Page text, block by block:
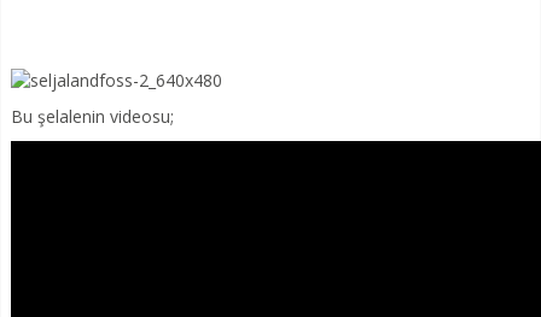
Bu şelalenin videosu;